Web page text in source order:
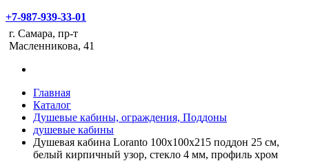
+7-987-939-33-01
г. Самара, пр-т
Масленникова, 41
Главная
Каталог
Душевые кабины, ограждения, Поддоны
душевые кабины
Душевая кабина Loranto 100х100х215 поддон 25 см,
белый кирпичный узор, стекло 4 мм, профиль хром